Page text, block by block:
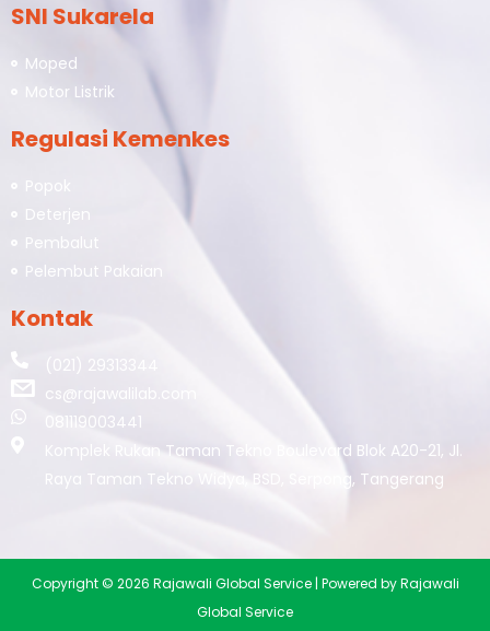
SNI Sukarela
Moped
Motor Listrik
Regulasi Kemenkes
Popok
Deterjen
Pembalut
Pelembut Pakaian
Kontak
(021) 29313344
cs@rajawalilab.com
081119003441
Komplek Rukan Taman Tekno Boulevard Blok A20-21, Jl.
Raya Taman Tekno Widya, BSD, Serpong, Tangerang
Copyright © 2026 Rajawali Global Service | Powered by Rajawali
Global Service